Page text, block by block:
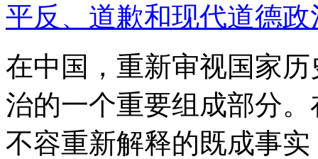
平反、道歉和现代道德政
在中国，重新审视国家
治的一个重要组成部分
不容重新解释的既成事